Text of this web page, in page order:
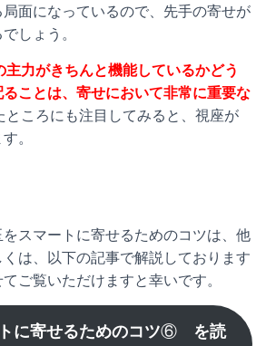
面になっているので、先手の寄せが
しょう。
主力がきちんと機能しているかどう
ことは、寄せにおいて非常に重要な
ところにも注目してみると、視座が
。
スマートに寄せるためのコツは、他
は、以下の記事で解説しております
ご覧いただけますと幸いです。
に寄せるためのコツ⑥ を読